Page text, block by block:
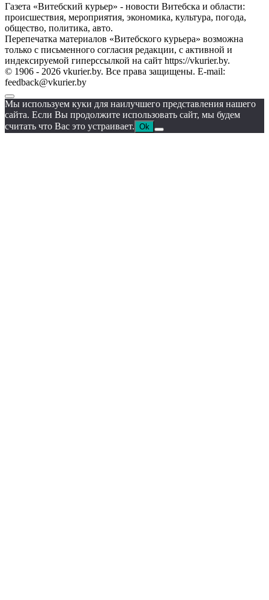
Газета «Витебский курьер» - новости Витебска и области:
происшествия, мероприятия, экономика, культура, погода,
общество, политика, авто.
Перепечатка материалов «Витебского курьера» возможна
только с письменного согласия редакции, с активной и
индексируемой гиперссылкой на сайт https://vkurier.by.
© 1906 - 2026 vkurier.by. Все права защищены. E-mail:
feedback@vkurier.by
Мы используем куки для наилучшего представления нашего
сайта. Если Вы продолжите использовать сайт, мы будем
считать что Вас это устраивает. Ok